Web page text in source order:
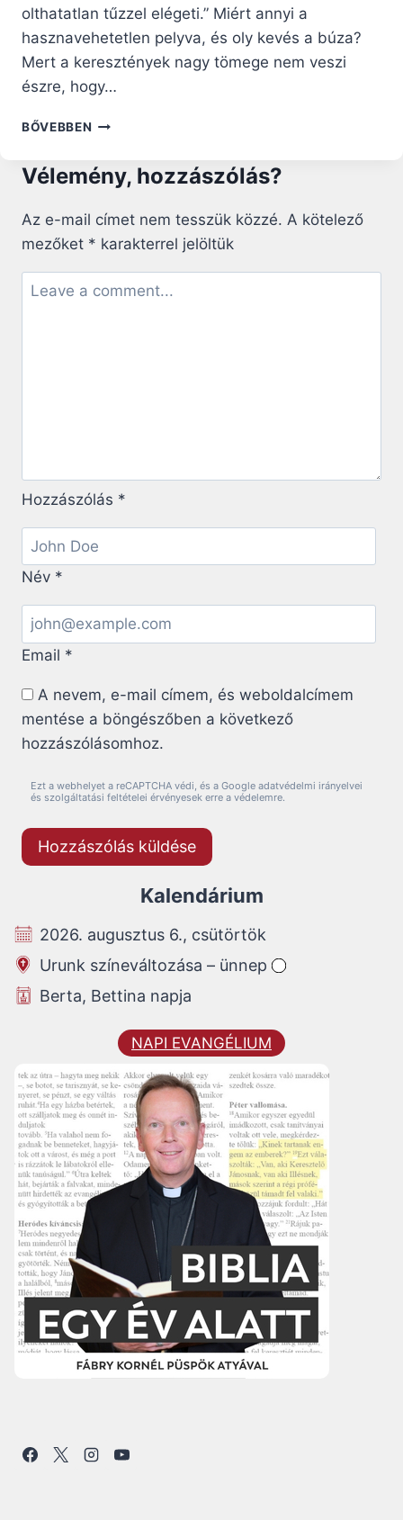
olthatatlan tűzzel elégeti.” Miért annyi a
hasznavehetetlen pelyva, és oly kevés a búza?
Mert a keresztények nagy tömege nem veszi
észre, hogy…
BŐVEBBEN NAPI
A
FELETT
–
MEGTISZTULÁS
A
LÉLEK
Vélemény, hozzászólás?
Az e-mail címet nem tesszük közzé. A kötelező
mezőket * karakterrel jelöltük
Hozzászólás *
Név *
Email *
A nevem, e-mail címem, és weboldalcímem
mentése a böngészőben a következő
hozzászólásomhoz.
Ezt a webhelyet a reCAPTCHA védi, és a Google adatvédelmi irányelvei
és szolgáltatási feltételei érvényesek erre a védelemre.
Kalendárium
2026. augusztus 6., csütörtök
Urunk színeváltozása – ünnep
Berta, Bettina napja
NAPI EVANGÉLIUM